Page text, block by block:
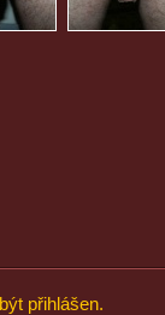
přihlášen.